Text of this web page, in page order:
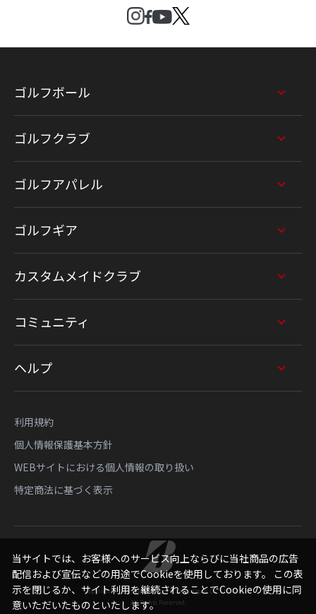
ゴルフボール
ゴルフクラブ
ゴルフアパレル
ゴルフギア
カスタムメイドクラブ
コミュニティ
ヘルプ
利用規約
個人情報保護基本方針
WEBサイトにおける個人情報の取り扱い
特定商法に基づく表示
Copyright © Bridgestone Sports Sales Japan Co., Ltd.
All Rights Reserved.
当サイトでは、お客様へのサービス向上ならびに当社商品の広告
配信および宣伝などの用途でCookieを使用しております。 この表
示を閉じるか、サイト利用を継続されることでCookieの使用に同
意いただいたものといたします。